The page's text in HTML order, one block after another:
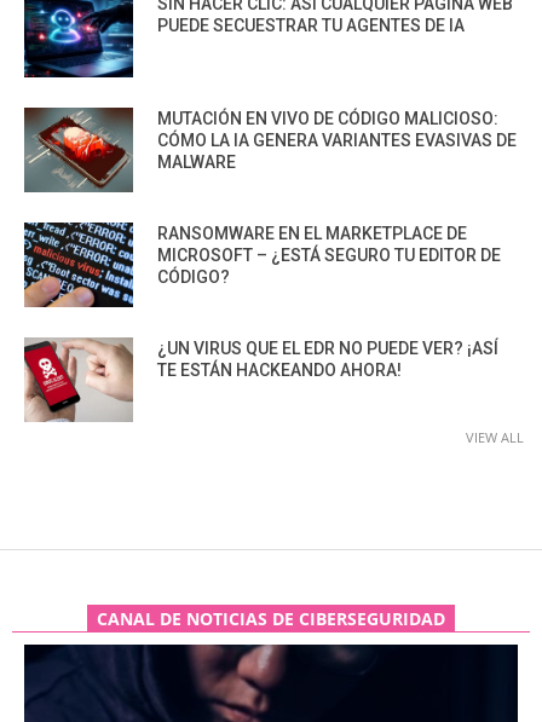
PUEDE SECUESTRAR TU AGENTES DE IA
MUTACIÓN EN VIVO DE CÓDIGO MALICIOSO:
CÓMO LA IA GENERA VARIANTES EVASIVAS DE
MALWARE
RANSOMWARE EN EL MARKETPLACE DE
MICROSOFT – ¿ESTÁ SEGURO TU EDITOR DE
CÓDIGO?
¿UN VIRUS QUE EL EDR NO PUEDE VER? ¡ASÍ
TE ESTÁN HACKEANDO AHORA!
VIEW ALL
CANAL DE NOTICIAS DE CIBERSEGURIDAD